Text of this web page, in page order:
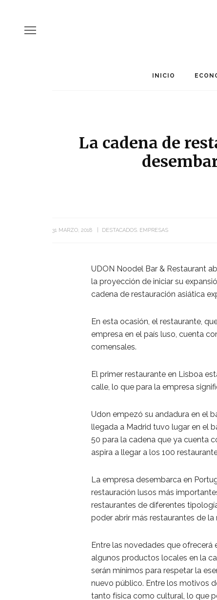
INICIO
La cadena de
31 MARZO, 2018 DESTACADOS EMPRESAS
UDON Noodel Bar & Restaurant
la proyección de iniciar su
cadena de restauración asiática
En esta ocasión, el restaurante,
empresa en el país luso, cuenta
comensales.
El primer restaurante en Lisboa
calle, lo que para la empresa
Udon empezó su andadura en el
llegada a Madrid tuvo lugar en el
50 para la cadena que ya cuenta
aspira a llegar a los 100
La empresa desembarca en
restauración lusos más
restaurantes de diferentes
poder abrir más restaurantes de
Entre las novedades que ofrecerá
algunos productos locales en la
serán mínimos para respetar la
nuevo público. Entre los motivos
tanto física como cultural, lo que